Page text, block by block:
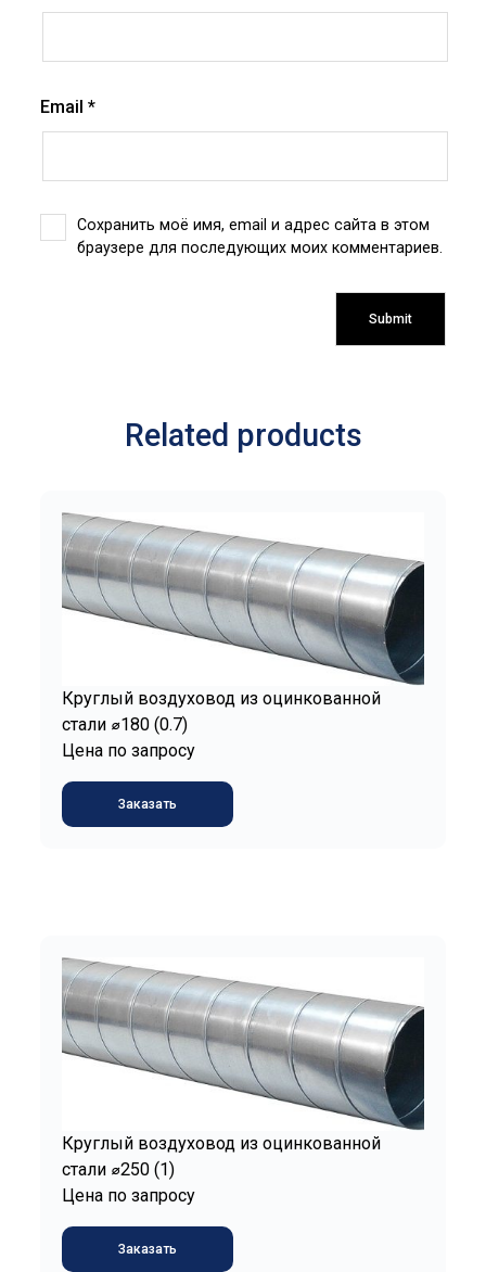
Email*
Сохранить моё имя, email и адрес сайта в этом
браузере для последующих моих комментариев.
Related products
Круглый воздуховод из оцинкованной
стали ⌀180 (0.7)
Цена по запросу
Заказать
Круглый воздуховод из оцинкованной
стали ⌀250 (1)
Цена по запросу
Заказать